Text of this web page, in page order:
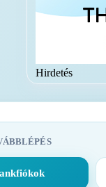
Hirdetés